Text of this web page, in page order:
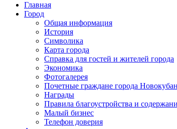
Главная
Город
Общая информация
История
Символика
Карта города
Справка для гостей и жителей города
Экономика
Фотогалерея
Почетные граждане города
Награды
Правила благоустройства и
Малый бизнес
Телефон доверия